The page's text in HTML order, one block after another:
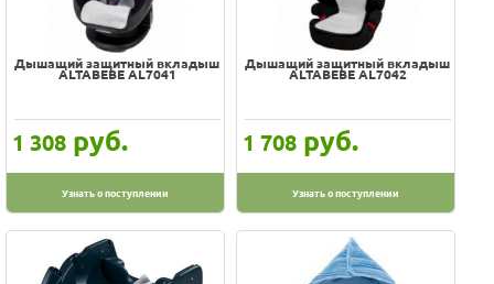
Дышащий защитный вкладыш
ALTABEBE AL7041
1 308 руб.
Узнать о поступлении
Дышащий защитный вкладыш
ALTABEBE AL7042
1 708 руб.
Узнать о поступлении